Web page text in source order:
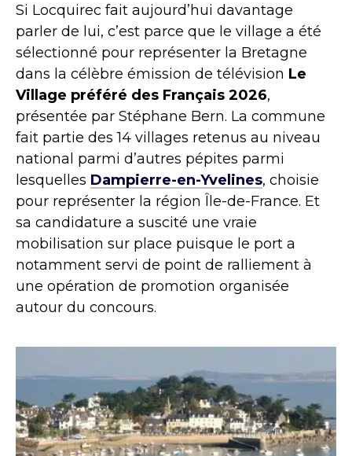
Si Locquirec fait aujourd’hui davantage
parler de lui, c’est parce que le village a été
sélectionné pour représenter la Bretagne
dans la célèbre émission de télévision Le
Village préféré des Français 2026,
présentée par Stéphane Bern. La commune
fait partie des 14 villages retenus au niveau
national parmi d’autres pépites parmi
lesquelles Dampierre-en-Yvelines, choisie
pour représenter la région Île-de-France. Et
sa candidature a suscité une vraie
mobilisation sur place puisque le port a
notamment servi de point de ralliement à
une opération de promotion organisée
autour du concours.